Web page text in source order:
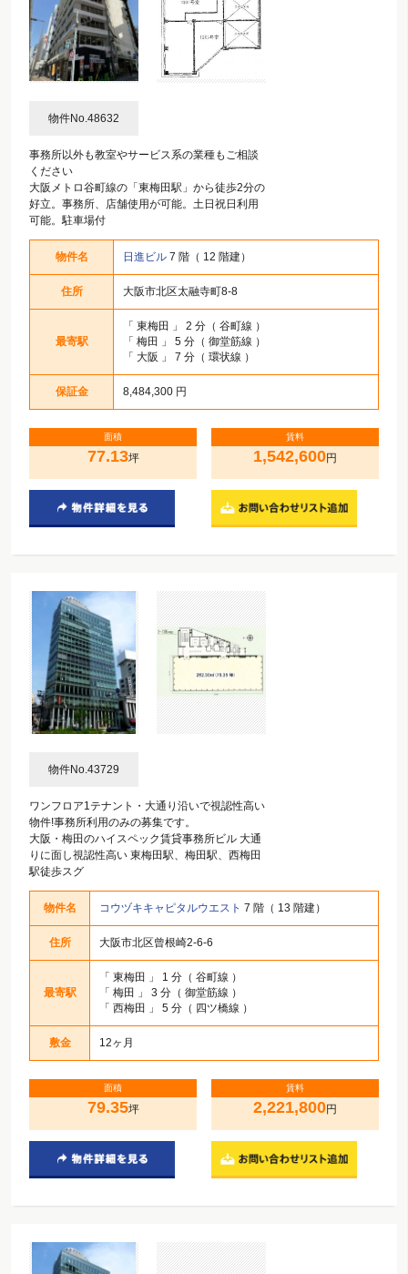
物件No.48632
事務所以外も教室やサービス系の業種もご相談
ください
大阪メトロ谷町線の「東梅田駅」から徒歩2分の
好立。事務所、店舗使用が可能。土日祝日利用
可能。駐車場付
物件名 日進ビル 7 階（ 12 階建）
住所 大阪市北区太融寺町8-8
最寄駅
「 東梅田
」 2 分（ 谷町線 ）
「 梅田
」 5 分（ 御堂筋線 ）
「 大阪 」 7 分（ 環状線 ）
保証金 8,484,300 円
面積
77.13坪
賃料
1,542,600円
物件No.43729
ワンフロア1テナント・大通り沿いで視認性高い
物件!事務所利用のみの募集です。
大阪・梅田のハイスペック賃貸事務所ビル 大通
りに面し視認性高い 東梅田駅、梅田駅、西梅田
駅徒歩スグ
物件名 コウヅキキャピタルウエスト 7 階（ 13 階建）
住所 大阪市北区曾根崎2-6-6
最寄駅
「 東梅田
」 1 分（ 谷町線 ）
「 梅田
」 3 分（ 御堂筋線 ）
「 西梅田 」 5 分（ 四ツ橋線 ）
敷金 12ヶ月
面積
79.35坪
賃料
2,221,800円